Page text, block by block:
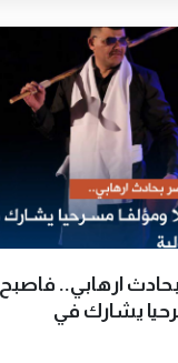
ارهابي.. فاصبح
يشارك في